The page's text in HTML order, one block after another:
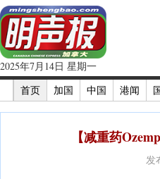
2025年7月14日 星期一
首页
加国 中国 港闻
【减重药
发